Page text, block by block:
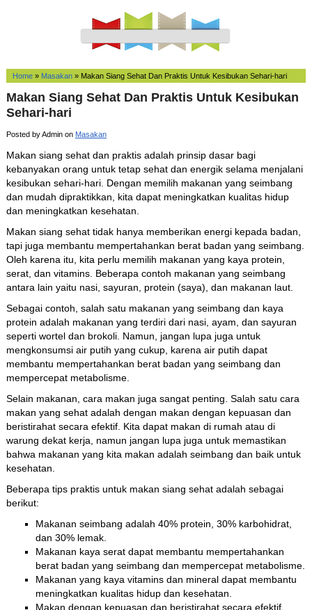
Home» Masakan» Makan Siang Sehat Dan Praktis Untuk Kesibukan Sehari-hari
Makan Siang Sehat Dan Praktis Untuk Kesibukan
Sehari-hari
Posted by Admin on Masakan
Makan siang sehat dan praktis adalah prinsip dasar bagi
kebanyakan orang untuk tetap sehat dan energik selama menjalani
kesibukan sehari-hari. Dengan memilih makanan yang seimbang
dan mudah dipraktikkan, kita dapat meningkatkan kualitas hidup
dan meningkatkan kesehatan.
Makan siang sehat tidak hanya memberikan energi kepada badan,
tapi juga membantu mempertahankan berat badan yang seimbang.
Oleh karena itu, kita perlu memilih makanan yang kaya protein,
serat, dan vitamins. Beberapa contoh makanan yang seimbang
antara lain yaitu nasi, sayuran, protein (saya), dan makanan laut.
Sebagai contoh, salah satu makanan yang seimbang dan kaya
protein adalah makanan yang terdiri dari nasi, ayam, dan sayuran
seperti wortel dan brokoli. Namun, jangan lupa juga untuk
mengkonsumsi air putih yang cukup, karena air putih dapat
membantu mempertahankan berat badan yang seimbang dan
mempercepat metabolisme.
Selain makanan, cara makan juga sangat penting. Salah satu cara
makan yang sehat adalah dengan makan dengan kepuasan dan
beristirahat secara efektif. Kita dapat makan di rumah atau di
warung dekat kerja, namun jangan lupa juga untuk memastikan
bahwa makanan yang kita makan adalah seimbang dan baik untuk
kesehatan.
Beberapa tips praktis untuk makan siang sehat adalah sebagai
berikut:
Makanan seimbang adalah 40% protein, 30% karbohidrat,
dan 30% lemak.
Makanan kaya serat dapat membantu mempertahankan
berat badan yang seimbang dan mempercepat metabolisme.
Makanan yang kaya vitamins dan mineral dapat membantu
meningkatkan kualitas hidup dan kesehatan.
Makan dengan kepuasan dan beristirahat secara efektif.